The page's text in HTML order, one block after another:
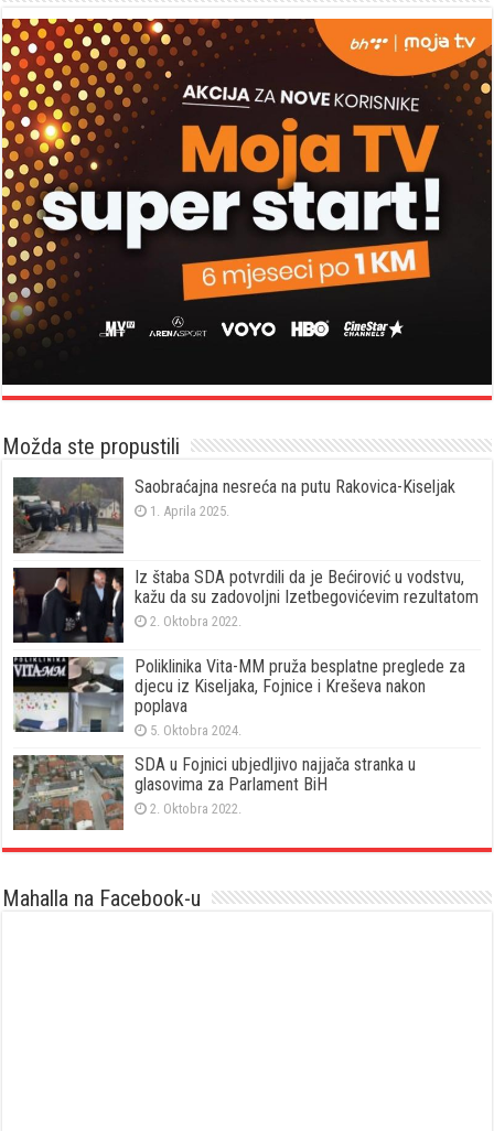
Možda ste propustili
Saobraćajna nesreća na putu Rakovica-Kiseljak
1. Aprila 2025.
Iz štaba SDA potvrdili da je Bećirović u vodstvu,
kažu da su zadovoljni Izetbegovićevim rezultatom
2. Oktobra 2022.
Poliklinika Vita-MM pruža besplatne preglede za
djecu iz Kiseljaka, Fojnice i Kreševa nakon
poplava
5. Oktobra 2024.
SDA u Fojnici ubjedljivo najjača stranka u
glasovima za Parlament BiH
2. Oktobra 2022.
Mahalla na Facebook-u